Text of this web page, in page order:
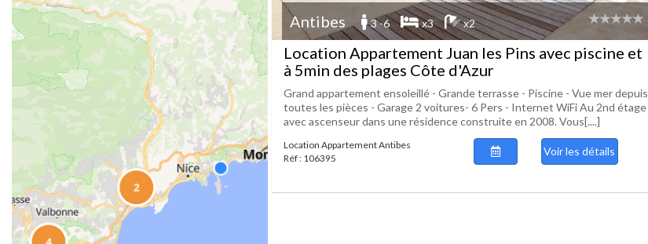
Antibes 3 -6 x3 x2
Location Appartement Juan les Pins avec piscine et
à 5min des plages Côte d'Azur
Grand appartement ensoleillé - Grande terrasse - Piscine - Vue mer depuis
toutes les pièces - Garage 2 voitures- 6 Pers - Internet WiFi Au 2nd étage
avec ascenseur dans une résidence construite en 2008. Vous[....]
Location Appartement Antibes
Réf : 106395
Voir les détails